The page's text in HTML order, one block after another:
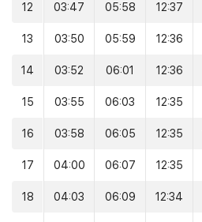
12 03:47 05:58 12:37
13 03:50 05:59 12:36
14 03:52 06:01 12:36
15 03:55 06:03 12:35
16 03:58 06:05 12:35
17 04:00 06:07 12:35
18 04:03 06:09 12:34